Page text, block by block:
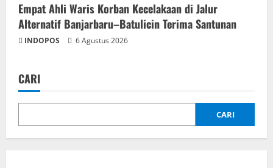
Empat Ahli Waris Korban Kecelakaan di Jalur
Alternatif Banjarbaru–Batulicin Terima Santunan
INDOPOS 6 Agustus 2026
CARI
CARI